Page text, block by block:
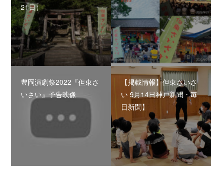
21日）
豊岡演劇祭2022『但東さ
いさい』予告映像
【掲載情報】但東さいさ
い 9月14日神戸新聞・毎
日新聞】